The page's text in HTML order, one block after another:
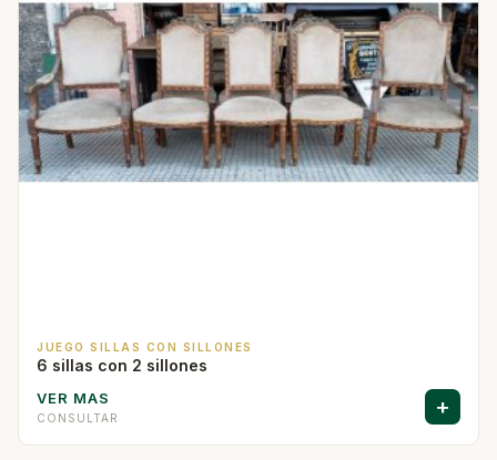
JUEGO SILLAS CON SILLONES
6 sillas con 2 sillones
VER MAS
CONSULTAR +